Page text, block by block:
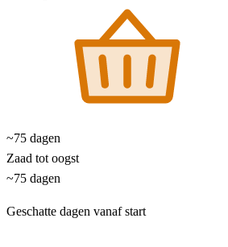
~75 dagen
Zaad tot oogst
~75 dagen
Geschatte dagen vanaf start